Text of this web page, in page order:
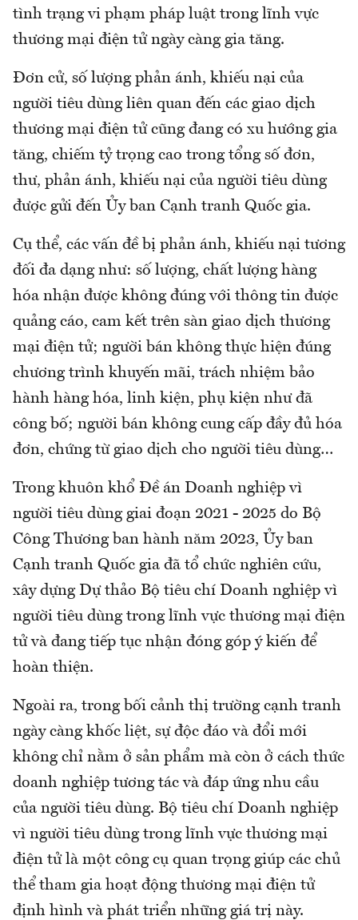
tình trạng vi phạm pháp luật trong lĩnh vực
thương mại điện tử ngày càng gia tăng.
Đơn cử, số lượng phản ánh, khiếu nại của
người tiêu dùng liên quan đến các giao dịch
thương mại điện tử cũng đang có xu hướng gia
tăng, chiếm tỷ trọng cao trong tổng số đơn,
thư, phản ánh, khiếu nại của người tiêu dùng
được gửi đến Ủy ban Cạnh tranh Quốc gia.
Cụ thể, các vấn đề bị phản ánh, khiếu nại tương
đối đa dạng như: số lượng, chất lượng hàng
hóa nhận được không đúng với thông tin được
quảng cáo, cam kết trên sàn giao dịch thương
mại điện tử; người bán không thực hiện đúng
chương trình khuyến mãi, trách nhiệm bảo
hành hàng hóa, linh kiện, phụ kiện như đã
công bố; người bán không cung cấp đầy đủ hóa
đơn, chứng từ giao dịch cho người tiêu dùng…
Trong khuôn khổ Đề án Doanh nghiệp vì
người tiêu dùng giai đoạn 2021 - 2025 do Bộ
Công Thương ban hành năm 2023, Ủy ban
Cạnh tranh Quốc gia đã tổ chức nghiên cứu,
xây dựng Dự thảo Bộ tiêu chí Doanh nghiệp vì
người tiêu dùng trong lĩnh vực thương mại điện
tử và đang tiếp tục nhận đóng góp ý kiến để
hoàn thiện.
Ngoài ra, trong bối cảnh thị trường cạnh tranh
ngày càng khốc liệt, sự độc đáo và đổi mới
không chỉ nằm ở sản phẩm mà còn ở cách thức
doanh nghiệp tương tác và đáp ứng nhu cầu
của người tiêu dùng. Bộ tiêu chí Doanh nghiệp
vì người tiêu dùng trong lĩnh vực thương mại
điện tử là một công cụ quan trọng giúp các chủ
thể tham gia hoạt động thương mại điện tử
định hình và phát triển những giá trị này.